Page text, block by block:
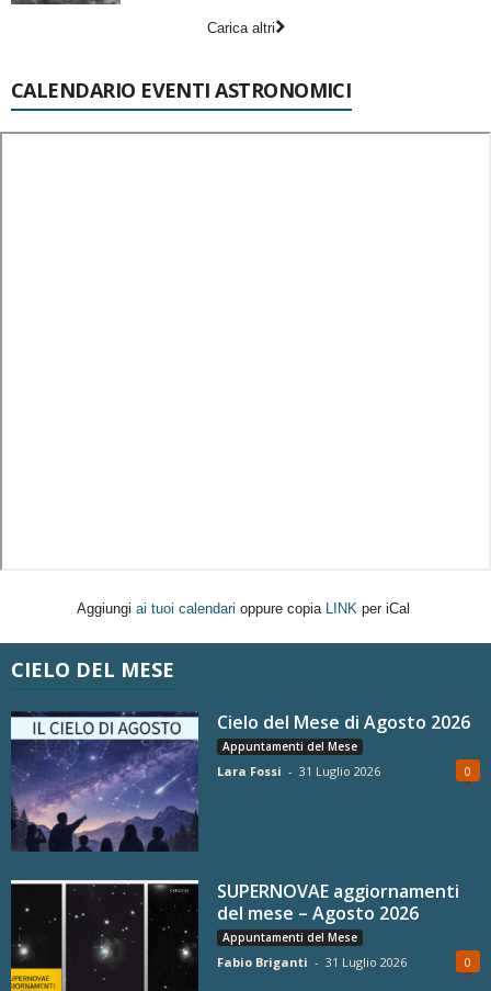
Carica altri
CALENDARIO EVENTI ASTRONOMICI
Aggiungi ai tuoi calendari oppure copia LINK per iCal
CIELO DEL MESE
Cielo del Mese di Agosto 2026
Appuntamenti del Mese
Lara Fossi - 31 Luglio 2026 0
SUPERNOVAE aggiornamenti
del mese – Agosto 2026
Appuntamenti del Mese
Fabio Briganti - 31 Luglio 2026 0